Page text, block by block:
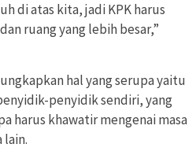
di atas kita, jadi KPK harus
ruang yang lebih besar,”
hal yang serupa yaitu
penyidik sendiri, yang
harus khawatir mengenai masa
lain.